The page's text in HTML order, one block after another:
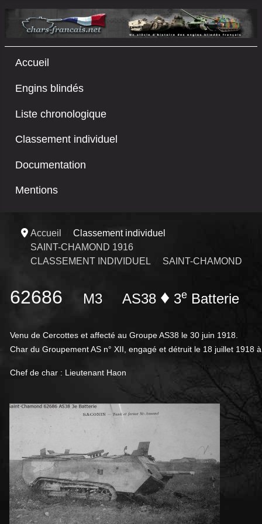
Accueil
Engins blindés
Liste chronologique
Classement individuel
Documentation
Mentions
Accueil
Classement individuel
SAINT-CHAMOND 1916
CLASSEMENT INDIVIDUEL
SAINT-CHAMOND
62686 M3 AS38 ♦ 3e Batterie
Venu de Cercottes et affecté au Groupe AS38 le 30 juin 1918.
Char du Groupement AS n° XII, engagé et détruit le 18 juillet 1918
Chef de char : Lieutenant Haon